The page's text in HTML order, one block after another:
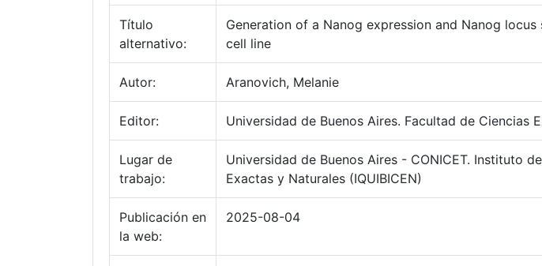
Título
alternativo:
Generation of a Nanog expression and Nanog
cell line
Autor: Aranovich, Melanie
Editor: Universidad de Buenos Aires. Facultad de Ciencias
Lugar de
trabajo:
Universidad de Buenos Aires - CONICET. Instituto
Exactas y Naturales (IQUIBICEN)
Publicación en
la web:
2025-08-04